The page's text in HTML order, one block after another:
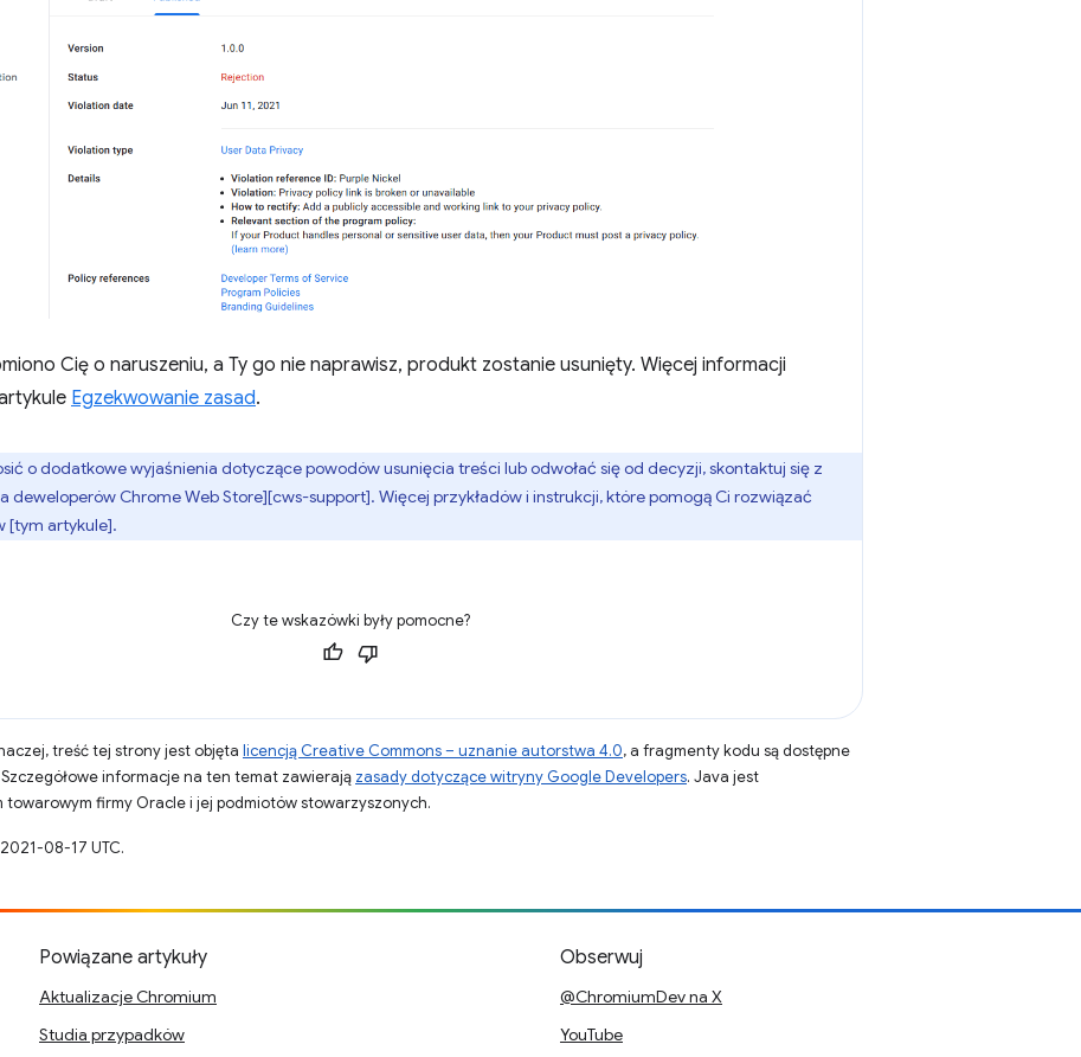
Cię o naruszeniu, a Ty go nie naprawisz, produkt zostanie usunięty. Więcej informacji
Egzekwowanie zasad.
o dodatkowe wyjaśnienia dotyczące powodów usunięcia treści lub odwołać się od decyzji, skontaktuj się z
deweloperów Chrome Web Store][cws-support]. Więcej przykładów i instrukcji, które pomogą Ci rozwiązać
[tym artykule].
Czy te wskazówki były pomocne?
treść tej strony jest objęta licencją Creative Commons – uznanie autorstwa 4.0, a fragmenty kodu są dostępne
Szczegółowe informacje na ten temat zawierają zasady dotyczące witryny Google Developers. Java jest
towarowym firmy Oracle i jej podmiotów stowarzyszonych.
08-17 UTC.
Powiązane artykuły
Aktualizacje Chromium
Studia przypadków
Obserwuj
@ChromiumDev na X
YouTube